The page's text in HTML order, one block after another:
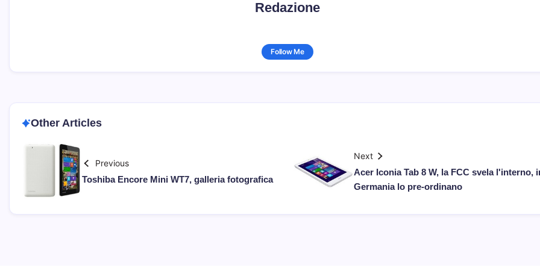
Redazione
Follow Me
Other Articles
Previous
Toshiba Encore Mini WT7, galleria fotografica
Next
Acer Iconia Tab 8 W, la FCC svela l'interno,
Germania lo pre-ordinano